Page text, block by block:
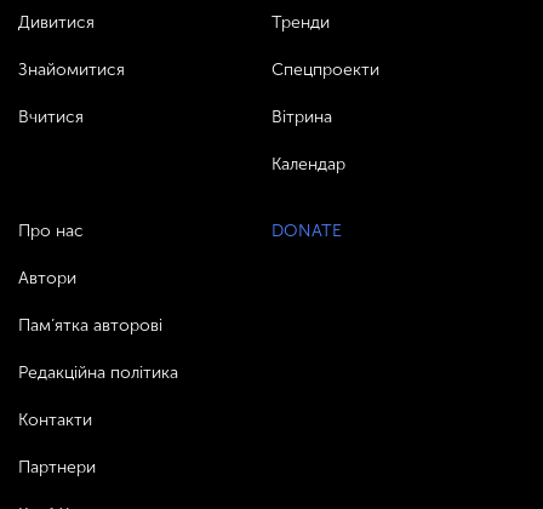
Дивитися
Знайомитися
Вчитися
Тренди
Спецпроекти
Вітрина
Календар
Про нас
Автори
Пам’ятка авторові
Редакційна політика
Контакти
Партнери
DONATE